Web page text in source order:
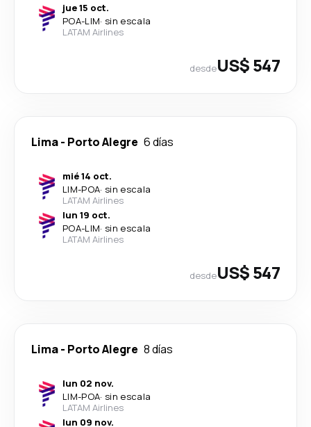
jue 15 oct.
POA-LIM· sin escala
LATAM Airlines
desdeUS$ 547
Lima- Porto Alegre 6 días
mié 14 oct.
LIM-POA· sin escala
LATAM Airlines
lun 19 oct.
POA-LIM· sin escala
LATAM Airlines
desdeUS$ 547
Lima- Porto Alegre 8 días
lun 02 nov.
LIM-POA· sin escala
LATAM Airlines
lun 09 nov.